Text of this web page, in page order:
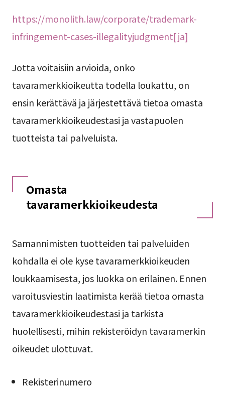
https://monolith.law/corporate/trademark-
infringement-cases-illegalityjudgment[ja]
Jotta voitaisiin arvioida, onko
tavaramerkkioikeutta todella loukattu, on
ensin kerättävä ja järjestettävä tietoa omasta
tavaramerkkioikeudestasi ja vastapuolen
tuotteista tai palveluista.
Omasta
tavaramerkkioikeudesta
Samannimisten tuotteiden tai palveluiden
kohdalla ei ole kyse tavaramerkkioikeuden
loukkaamisesta, jos luokka on erilainen. Ennen
varoitusviestin laatimista kerää tietoa omasta
tavaramerkkioikeudestasi ja tarkista
huolellisesti, mihin rekisteröidyn tavaramerkin
oikeudet ulottuvat.
Rekisterinumero